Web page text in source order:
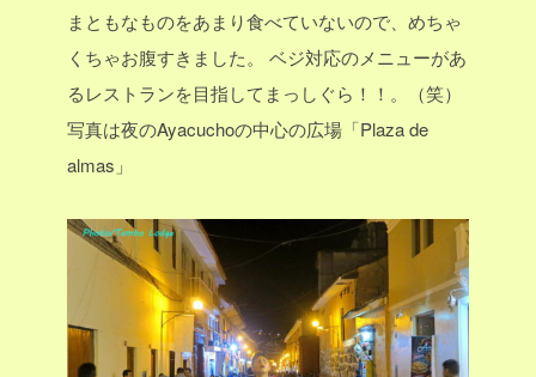
まともなものをあまり食べていないので、めちゃ
くちゃお腹すきました。
ベジ対応のメニューがあ
るレストランを目指してまっしぐら！！。（笑）
写真は夜のAyacuchoの中心の広場「Plaza de
almas」